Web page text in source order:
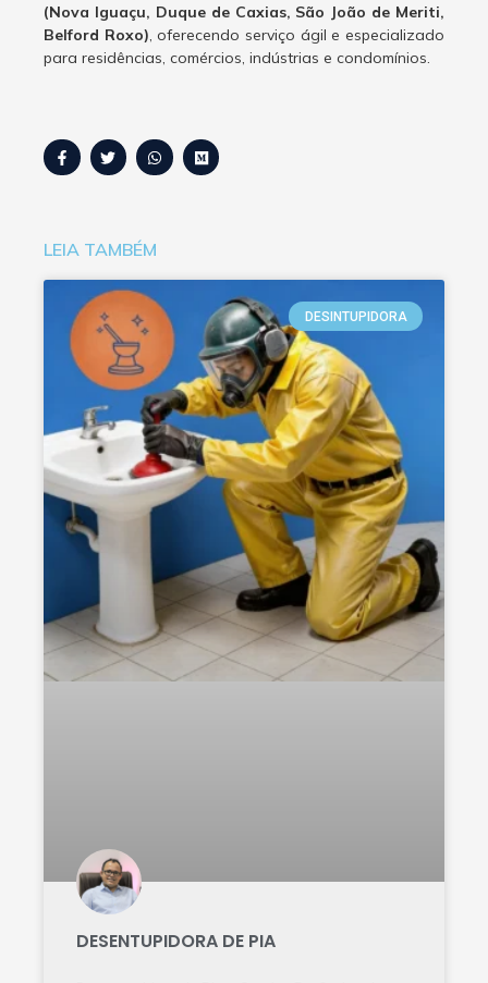
(Nova Iguaçu, Duque de Caxias, São João de Meriti,
Belford Roxo), oferecendo serviço ágil e especializado
para residências, comércios, indústrias e condomínios.
LEIA TAMBÉM
DESINTUPIDORA
DESENTUPIDORA DE PIA